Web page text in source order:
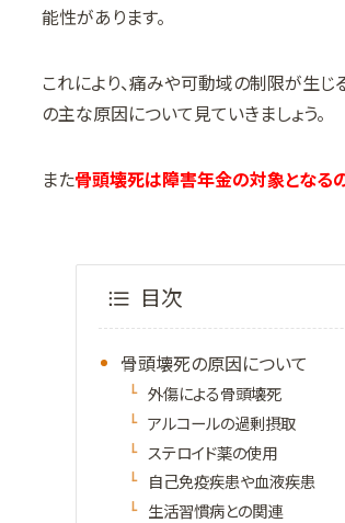
能性があります。
これにより、痛みや可動域の制限が生じ
の主な原因について見ていきましょう。
また骨頭壊死は障害年金の対象となる
目次
骨頭壊死の原因について
外傷による骨頭壊死
アルコールの過剰摂取
ステロイド薬の使用
自己免疫疾患や血液疾患
生活習慣病との関連